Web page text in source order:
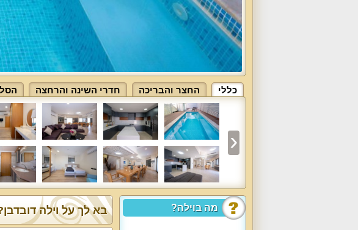
כללי החצר והבריכה חדרי השינה והרחצה
מה בוילה? בא לך על וילה